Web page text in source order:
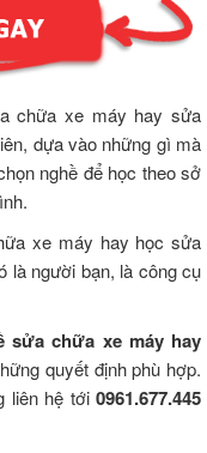
chữa xe máy hay sửa
dựa vào những gì mà
nghề để học theo sở
xe máy hay học sửa
là người bạn, là công cụ
sửa chữa xe máy hay
quyết định phù hợp.
liên hệ tới 0961.677.445